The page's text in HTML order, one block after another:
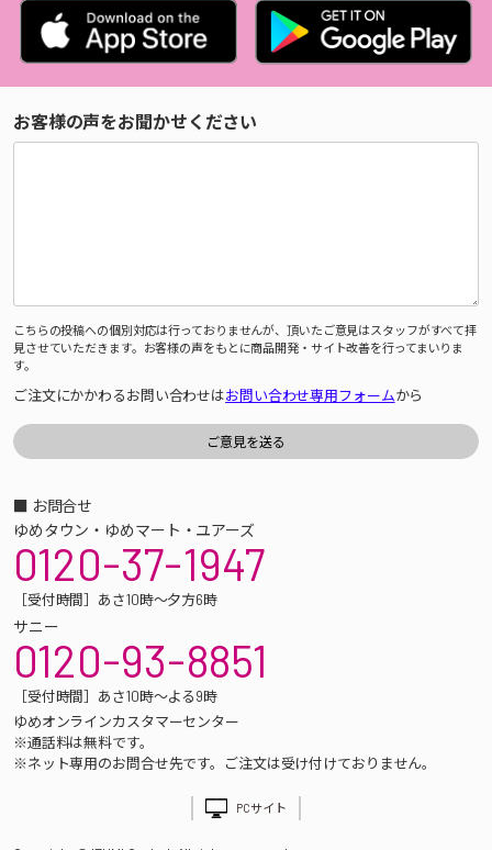
お客様の声をお聞かせください
こちらの投稿への個別対応は行っておりませんが、頂いたご意見はスタッフがすべて拝
見させていただきます。お客様の声をもとに商品開発・サイト改善を行ってまいりま
す。
ご注文にかかわるお問い合わせはお問い合わせ専用フォームから
■ お問合せ
ゆめタウン・ゆめマート・ユアーズ
0120-37-1947
［受付時間］あさ10時～夕方6時
サニー
0120-93-8851
［受付時間］あさ10時～よる9時
ゆめオンラインカスタマーセンター
※通話料は無料です。
※ネット専用のお問合せ先です。ご注文は受け付けておりません。
PCサイト